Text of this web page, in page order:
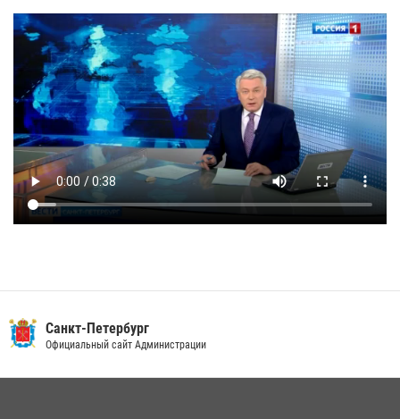
Санкт-Петербург
Официальный сайт Администрации